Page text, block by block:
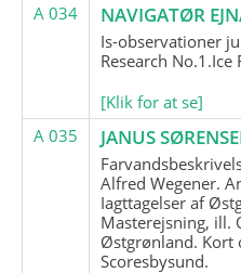
A 034
NAVIGATØR
Is-observationer
Research No.1.Ice
[Klik for at se]
A 035
JANUS
Alfred Wegener.
Iagttagelser af
Masterejsning, ill.
Østgrønland. Kort
Scoresbysund.